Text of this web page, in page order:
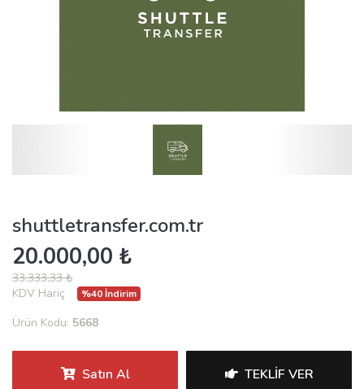
shuttletransfer.com.tr
20.000,00 ₺
33.333,33 ₺
KDV Hariç
%40 İndirim
Ürün Kodu: 5668
Satın Al TEKLIF VER